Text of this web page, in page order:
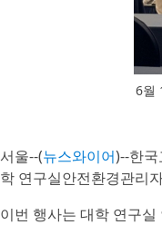
6월
서울--(뉴스와이어)--한
학 연구실안전환경관리
이번 행사는 대학 연구